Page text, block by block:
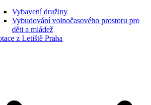
Vybavení družiny
Vybudování volnočasového prostoru pro
děti a mládež
z Letiště Praha